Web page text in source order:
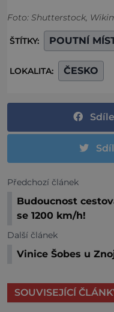
Foto: Shutterstock,
ŠTÍTKY: POUTNÍ
LOKALITA: ČESKO
Předchozí článek
Budoucnost
se 1200 km/h!
Další článek
Vinice Šobes u
SOUVISEJÍCÍ